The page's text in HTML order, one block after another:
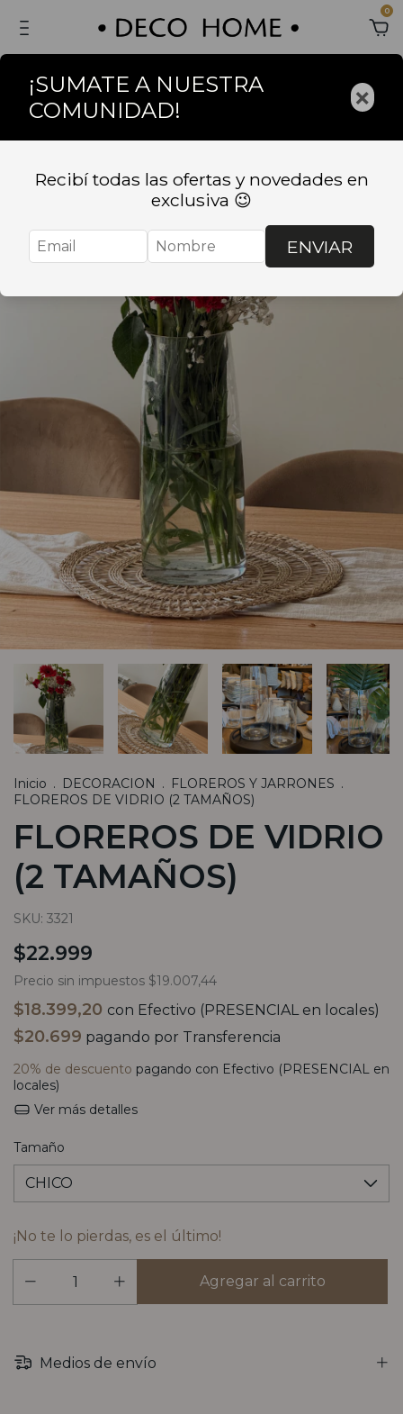
0
Inicio . DECORACION . FLOREROS Y JARRONES .
FLOREROS DE VIDRIO (2 TAMAÑOS)
FLOREROS DE VIDRIO
(2 TAMAÑOS)
SKU: 3321
$22.999
Precio sin impuestos $19.007,44
$18.399,20 con Efectivo (PRESENCIAL en locales)
$20.699 pagando por Transferencia
20% de descuento pagando con Efectivo (PRESENCIAL en
locales)
Ver más detalles
Tamaño
¡No te lo pierdas, es el último!
Medios de envío
¡SUMATE A NUESTRA
COMUNIDAD!
×
Recibí todas las ofertas y novedades en
exclusiva 😉
ENVIAR